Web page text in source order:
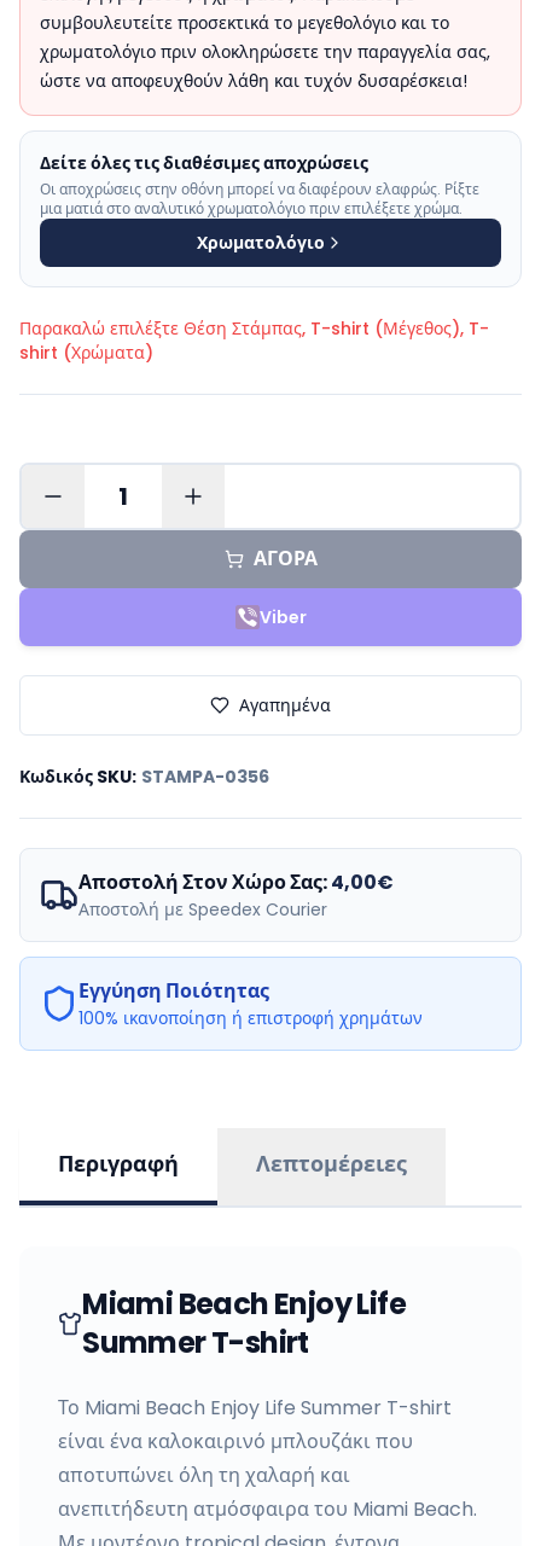
συμβουλευτείτε προσεκτικά το μεγεθολόγιο και το
χρωματολόγιο πριν ολοκληρώσετε την παραγγελία σας,
ώστε να αποφευχθούν λάθη και τυχόν δυσαρέσκεια!
Δείτε όλες τις διαθέσιμες αποχρώσεις
Οι αποχρώσεις στην οθόνη μπορεί να διαφέρουν ελαφρώς. Ρίξτε
μια ματιά στο αναλυτικό χρωματολόγιο πριν επιλέξετε χρώμα.
Χρωματολόγιο
Παρακαλώ επιλέξτε Θέση Στάμπας, T-shirt (Μέγεθος), T-
shirt (Χρώματα)
1
ΑΓΟΡΑ
Viber
Αγαπημένα
Κωδικός SKU: STAMPA-0356
Αποστολή Στον Χώρο Σας:4,00€
Αποστολή με Speedex Courier
Εγγύηση Ποιότητας
100% ικανοποίηση ή επιστροφή χρημάτων
Περιγραφή Λεπτομέρειες
Miami Beach Enjoy Life
Summer T-shirt
Το Miami Beach Enjoy Life Summer T-shirt
είναι ένα καλοκαιρινό μπλουζάκι που
αποτυπώνει όλη τη χαλαρή και
ανεπιτήδευτη ατμόσφαιρα του Miami Beach.